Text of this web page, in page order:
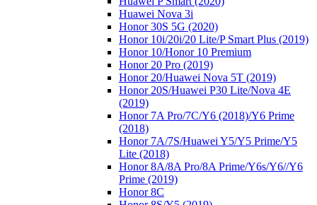
Huawei Nova 3i
Honor 30S 5G (2020)
Honor 10i/20i/20 Lite/P Smart Plus (2019)
Honor 10/Honor 10 Premium
Honor 20 Pro (2019)
Honor 20/Huawei Nova 5T (2019)
Honor 20S/Huawei P30 Lite/Nova 4E
(2019)
Honor 7A Pro/7C/Y6 (2018)/Y6 Prime
(2018)
Honor 7A/7S/Huawei Y5/Y5 Prime/Y5
Lite (2018)
Honor 8A/8A Pro/8A Prime/Y6s/Y6//Y6
Prime (2019)
Honor 8C